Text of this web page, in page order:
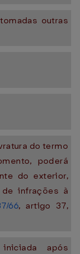
outras
do termo
poderá
do exterior,
infrações à
66, artigo 37,
após